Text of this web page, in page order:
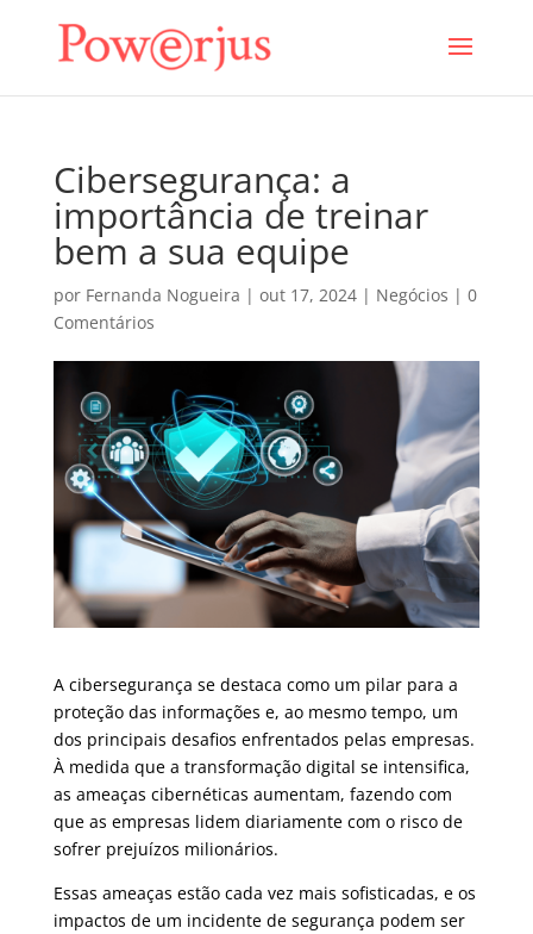
Cibersegurança: a
importância de treinar
bem a sua equipe
por Fernanda Nogueira | out 17, 2024| Negócios | 0
Comentários
A cibersegurança se destaca como um pilar para a
proteção das informações e, ao mesmo tempo, um
dos principais desafios enfrentados pelas empresas.
À medida que a transformação digital se intensifica,
as ameaças cibernéticas aumentam, fazendo com
que as empresas lidem diariamente com o risco de
sofrer prejuízos milionários.
Essas ameaças estão cada vez mais sofisticadas, e os
impactos de um incidente de segurança podem ser